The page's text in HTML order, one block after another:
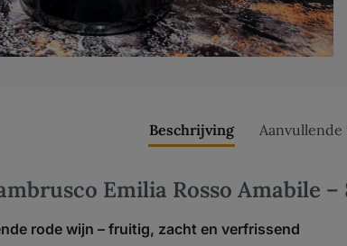
Beschrijving
Emilia Rosso Amabile –
rode wijn – fruitig, zacht en verfrissend